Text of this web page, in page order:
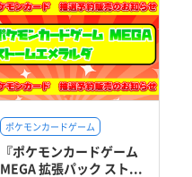
ポケモンカードゲーム
『ポケモンカードゲーム
MEGA 拡張パック スト...